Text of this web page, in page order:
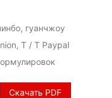
гуанчжоу
T / T Paypal
Скачать PDF